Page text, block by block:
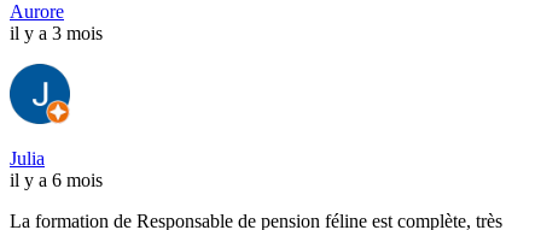
Aurore
il y a 3 mois
Julia
il y a 6 mois
La formation de Responsable de pension féline est complète, très